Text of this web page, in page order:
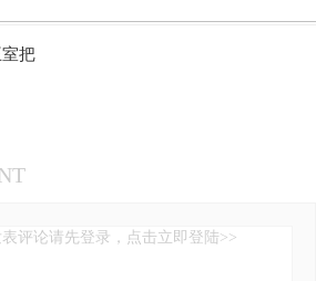
把
表评论请先登录，点击立即登陆>>